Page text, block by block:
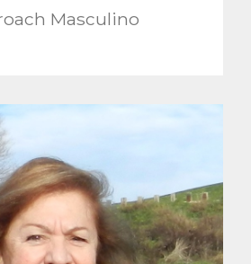
Masculino